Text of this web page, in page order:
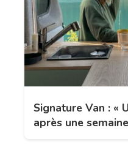
Signature Van : «
après une